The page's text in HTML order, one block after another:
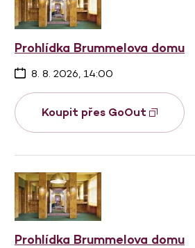
Prohlídka Brummelova domu
8. 8. 2026, 14:00
Koupit přes GoOut
Prohlídka Brummelova domu